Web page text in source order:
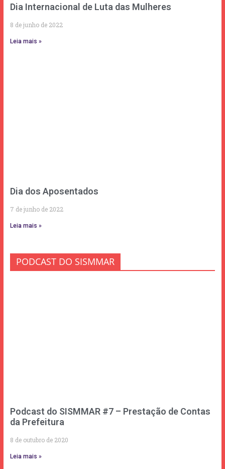
Dia Internacional de Luta das Mulheres
8 de junho de 2022
Leia mais »
Dia dos Aposentados
7 de junho de 2022
Leia mais »
PODCAST DO SISMMAR
Podcast do SISMMAR #7 – Prestação de Contas
da Prefeitura
8 de outubro de 2020
Leia mais »